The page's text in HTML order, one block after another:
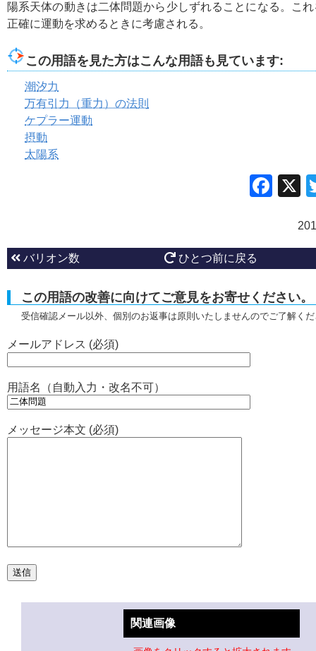
陽系天体の動きは二体問題から少しずれることになる。これ
正確に運動を求めるときに考慮される。
この用語を見た方はこんな用語も見ています:
潮汐力
万有引力（重力）の法則
ケプラー運動
摂動
太陽系
バリオン数 ひとつ前に戻る
この用語の改善に向けてご意見をお寄せください。
受信確認メール以外、個別のお返事は原則いたしませんのでご了解く
メールアドレス (必須)
用語名（自動入力・改名不可）
メッセージ本文 (必須)
関連画像